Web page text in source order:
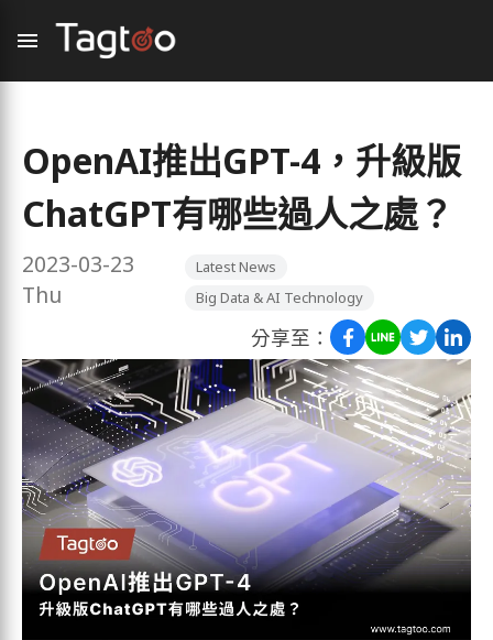
OpenAI推出GPT-4，升級版
ChatGPT有哪些過人之處？
2023-03-23
Thu
Latest News
Big Data & AI Technology
分享至：